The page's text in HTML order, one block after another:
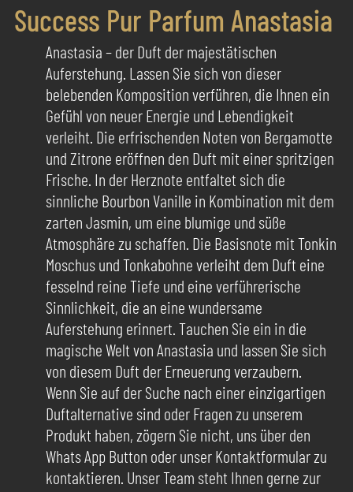
Success Pur Parfum Anastasia
Anastasia – der Duft der majestätischen
Auferstehung. Lassen Sie sich von dieser
belebenden Komposition verführen, die Ihnen ein
Gefühl von neuer Energie und Lebendigkeit
verleiht. Die erfrischenden Noten von Bergamotte
und Zitrone eröffnen den Duft mit einer spritzigen
Frische. In der Herznote entfaltet sich die
sinnliche Bourbon Vanille in Kombination mit dem
zarten Jasmin, um eine blumige und süße
Atmosphäre zu schaffen. Die Basisnote mit Tonkin
Moschus und Tonkabohne verleiht dem Duft eine
fesselnd reine Tiefe und eine verführerische
Sinnlichkeit, die an eine wundersame
Auferstehung erinnert. Tauchen Sie ein in die
magische Welt von Anastasia und lassen Sie sich
von diesem Duft der Erneuerung verzaubern.
Wenn Sie auf der Suche nach einer einzigartigen
Duftalternative sind oder Fragen zu unserem
Produkt haben, zögern Sie nicht, uns über den
Whats App Button oder unser Kontaktformular zu
kontaktieren. Unser Team steht Ihnen gerne zur